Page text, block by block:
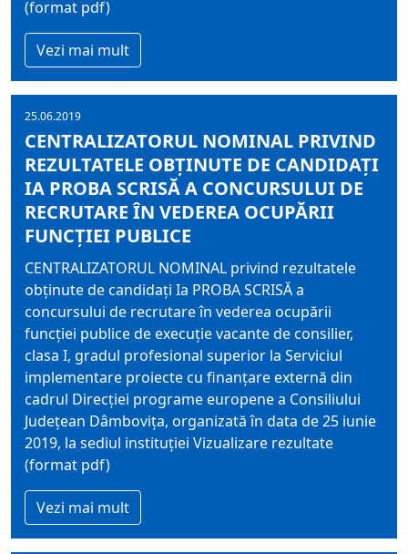
(format pdf)
Vezi mai mult
25.06.2019
CENTRALIZATORUL NOMINAL PRIVIND
REZULTATELE OBŢINUTE DE CANDIDAŢI
IA PROBA SCRISĂ A CONCURSULUI DE
RECRUTARE ÎN VEDEREA OCUPĂRII
FUNCŢIEI PUBLICE
CENTRALIZATORUL NOMINAL privind rezultatele
obţinute de candidaţi Ia PROBA SCRISĂ a
concursului de recrutare în vederea ocupării
funcţiei publice de execuţie vacante de consilier,
clasa I, gradul profesional superior la Serviciul
implementare proiecte cu finanţare externă din
cadrul Direcţiei programe europene a Consiliului
Judeţean Dâmboviţa, organizată în data de 25 iunie
2019, la sediul instituţiei Vizualizare rezultate
(format pdf)
Vezi mai mult